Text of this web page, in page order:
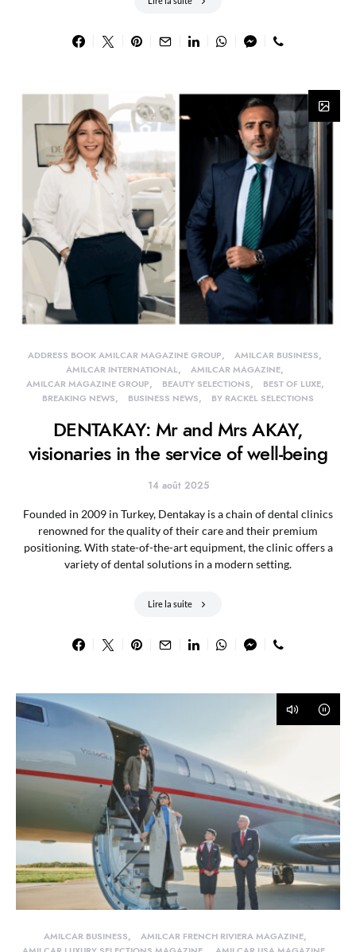
ADDRESS BOOK AMILCAR MAGAZINE GROUP
AMILCAR BUSINESS
AMILCAR INTERNATIONAL
AMILCAR MAGAZINE
AMILCAR MAGAZINE GROUP
BEAUTY SELECTIONS
BEST OF LUXE
BREAKING NEWS
BUSINESS NEWS BY RACKEL SELECTIONS
DENTAKAY: Mr and Mrs AKAY,
visionaries in the service of well-being
14 août 2025
Founded in 2009 in Turkey, Dentakay is a chain of dental clinics
renowned for the quality of their care and their premium
positioning. With state-of-the-art equipment, the clinic offers a
variety of dental solutions in a modern setting.
Lire la suite
AMILCAR BUSINESS
AMILCAR FRENCH RIVIERA MAGAZINE